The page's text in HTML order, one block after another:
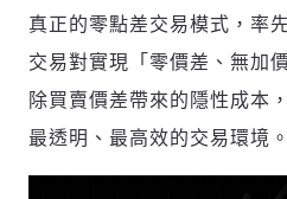
人文
真正的零點差交易模式，率
交易對實現「零價差、無加
除買賣價差帶來的隱性成本
最透明、最高效的交易環境。